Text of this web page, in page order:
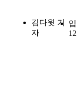
김다윗 기
자